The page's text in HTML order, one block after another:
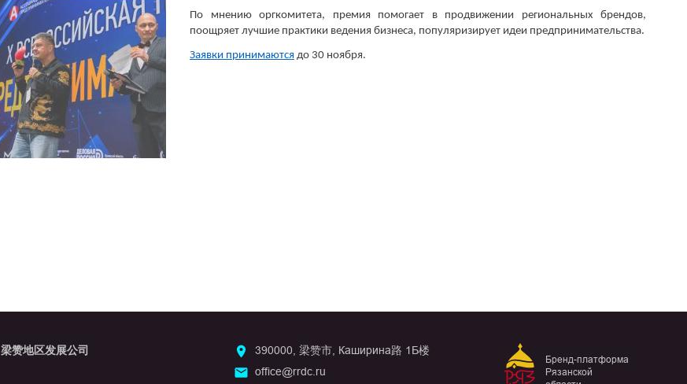
По мнению оргкомитета, премия помогает в продвижении региональных брендов,
поощряет лучшие практики ведения бизнеса, популяризирует идеи предпринимательства.
Заявки принимаются до 30 ноября.
梁赞地区发展公司
390000, 梁赞市, Каширина路 1Б楼
office@rrdc.ru
Бренд-платформа
Рязанской